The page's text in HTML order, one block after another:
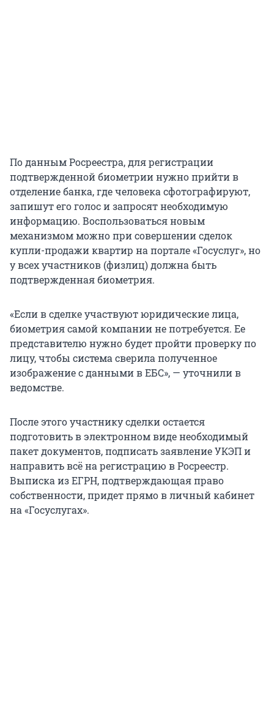
По данным Росреестра, для регистрации
подтвержденной биометрии нужно прийти в
отделение банка, где человека сфотографируют,
запишут его голос и запросят необходимую
информацию. Воспользоваться новым
механизмом можно при совершении сделок
купли-продажи квартир на портале «Госуслуг», но
у всех участников (физлиц) должна быть
подтвержденная биометрия.
«Если в сделке участвуют юридические лица,
биометрия самой компании не потребуется. Ее
представителю нужно будет пройти проверку по
лицу, чтобы система сверила полученное
изображение с данными в ЕБС», — уточнили в
ведомстве.
После этого участнику сделки остается
подготовить в электронном виде необходимый
пакет документов, подписать заявление УКЭП и
направить всё на регистрацию в Росреестр.
Выписка из ЕГРН, подтверждающая право
собственности, придет прямо в личный кабинет
на «Госуслугах».